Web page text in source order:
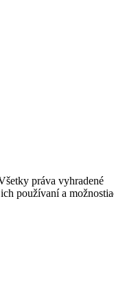
práva vyhradené
používaní a